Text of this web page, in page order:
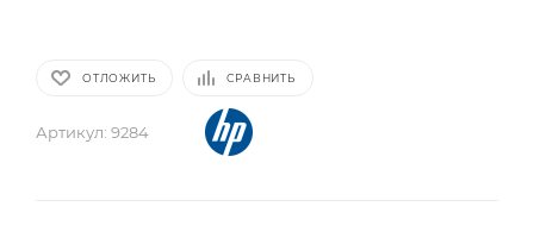
ОТЛОЖИТЬ СРАВНИТЬ
Артикул: 9284